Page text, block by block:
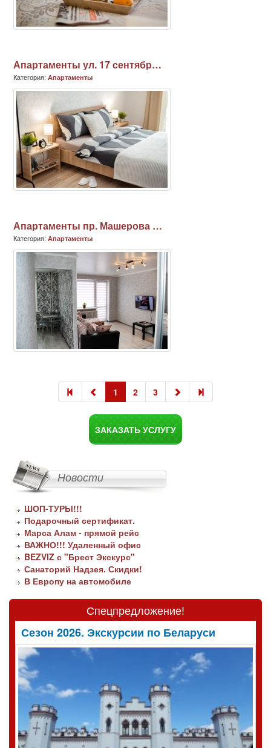
Апартаменты ул. 17 сентября (1)
Категория: Апартаменты
Апартаменты пр. Машерова - ул. Ленина. Центр
Категория: Апартаменты
1 2 3
ЗАКАЗАТЬ УСЛУГУ
Новости
ШОП-ТУРЫ!!!
Подарочный сертификат.
Марса Алам - прямой рейс
ВАЖНО!!! Удаленный офис
BEZVIZ с "Брест Экскурс"
Санаторий Надзея. Скидки!
В Европу на автомобиле
Спецпредложение!
Сезон 2026. Экскурсии по Беларуси